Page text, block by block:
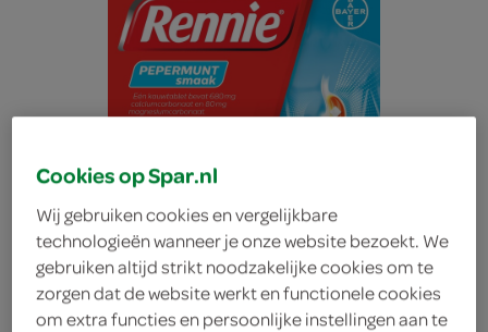
Cookies op Spar.nl
Wij gebruiken cookies en vergelijkbare
technologieën wanneer je onze website bezoekt. We
gebruiken altijd strikt noodzakelijke cookies om te
zorgen dat de website werkt en functionele cookies
om extra functies en persoonlijke instellingen aan te